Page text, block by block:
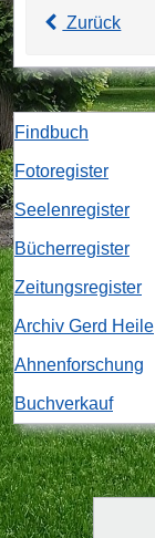
Zurück
Findbuch
Fotoregister
Seelenregister
Bücherregister
Zeitungsregister
Archiv Gerd Heile
Ahnenforschung
Buchverkauf